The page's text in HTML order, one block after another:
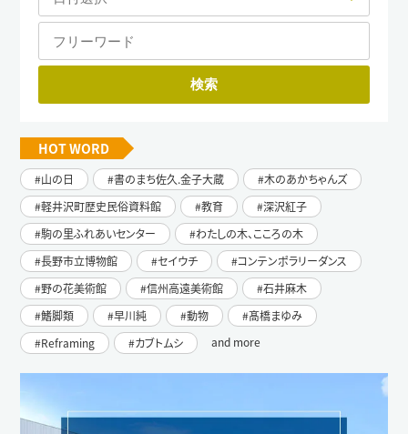
HOT WORD
山の日 書のまち佐久.金子大蔵
木のあかちゃんズ
軽井沢町歴史民俗資料館
教育
深沢紅子
駒の里ふれあいセンター
わたしの木、こころの木
長野市立博物館
セイウチ
コンテンポラリーダンス
野の花美術館
信州高遠美術館
石井麻木
鰭脚類
早川純 動物
髙橋まゆみ
Reframing
カブトムシ and more